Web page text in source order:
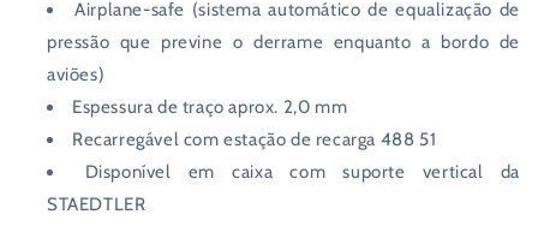
Airplane-safe (sistema automático de equalização de
pressão que previne o derrame enquanto a bordo de
aviões)
Espessura de traço aprox. 2,0 mm
Recarregável comestação de recarga 488 51
Disponível emcaixa com suporte vertical da
STAEDTLER